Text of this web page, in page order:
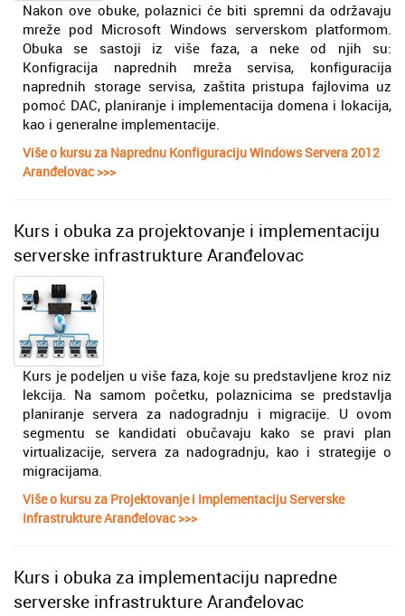
Nakon ove obuke, polaznici će biti spremni da održavaju
mreže pod Microsoft Windows serverskom platformom.
Obuka se sastoji iz više faza, a neke od njih su:
Konfigracija naprednih mreža servisa, konfiguracija
naprednih storage servisa, zaštita pristupa fajlovima uz
pomoć DAC, planiranje i implementacija domena i lokacija,
kao i generalne implementacije.
Više o kursu za Naprednu Konfiguraciju Windows Servera 2012
Aranđelovac >>>
Kurs i obuka za projektovanje i implementaciju
serverske infrastrukture Aranđelovac
Kurs je podeljen u više faza, koje su predstavljene kroz niz
lekcija. Na samom početku, polaznicima se predstavlja
planiranje servera za nadogradnju i migracije. U ovom
segmentu se kandidati obučavaju kako se pravi plan
virtualizacije, servera za nadogradnju, kao i strategije o
migracijama.
Više o kursu za Projektovanje i Implementaciju Serverske
Infrastrukture Aranđelovac >>>
Kurs i obuka za implementaciju napredne
serverske infrastrukture Aranđelovac